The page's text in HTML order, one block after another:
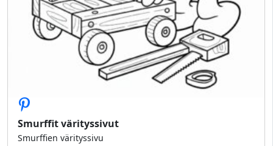
Smurffit värityssivut
Smurffien värityssivu